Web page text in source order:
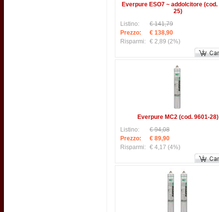
Everpure ESO7 ~ addolcitore (cod.
25)
Listino:
€ 141,79
Prezzo:
€ 138,90
Risparmi: € 2,89 (2%)
Everpure MC2 (cod. 9601-28)
Listino:
€ 94,08
Prezzo:
€ 89,90
Risparmi: € 4,17 (4%)